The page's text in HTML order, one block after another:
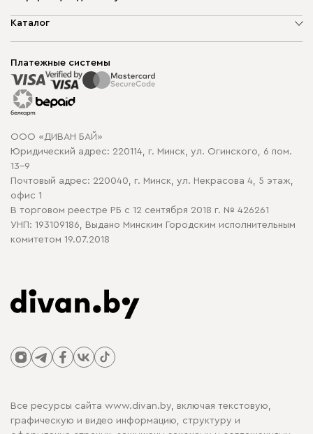
О компании
Способы оплаты
Рассрочка и кредит
Гарантия
Карта сайта
Политика конфиденциальности
Политика в отношении обработки cookie
Каталог
Корпусная мебель
Распродажа мебели
Платежные системы
ООО «ДИВАН БАЙ»
Юридический адрес: 220114, г. Минск, ул. Огинского, 6 пом.
13-9
Почтовый адрес: 220040, г. Минск, ул. Некрасова 4, 5 этаж,
офис 1
В торговом реестре РБ с 12 сентября 2018 г. № 426261
УНП: 193109186, Выдано Минским Городским исполнительным
комитетом 19.07.2018
Все ресурсы сайта www.divan.by, включая текстовую,
графическую и видео информацию, структуру и